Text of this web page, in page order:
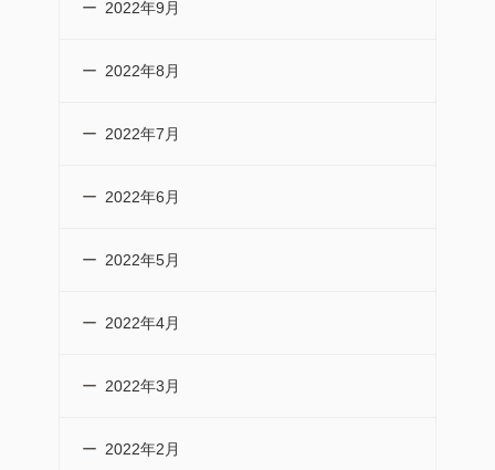
2022年9月
2022年8月
2022年7月
2022年6月
2022年5月
2022年4月
2022年3月
2022年2月